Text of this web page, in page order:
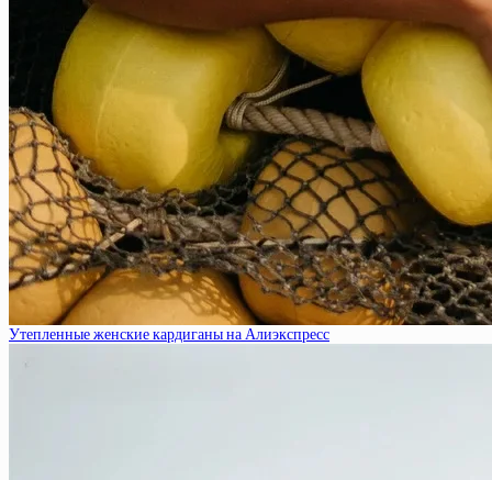
Утепленные женские кардиганы на Алиэкспресс